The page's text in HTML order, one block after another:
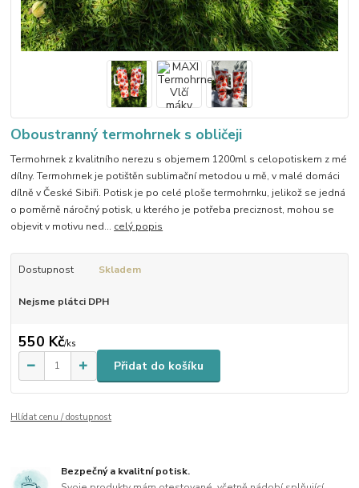
Oboustranný termohrnek s obličeji
Termohrnek z kvalitního nerezu s objemem 1200ml s celopotiskem z mé
dílny. Termohrnek je potištěn sublimační metodou u mě, v malé domáci
dílně v České Sibiři. Potisk je po celé ploše termohrnku, jelikož se jedná
o poměrně náročný potisk, u kterého je potřeba preciznost, mohou se
objevit v motivu ned... celý popis
Dostupnost Skladem
Nejsme plátci DPH
550 Kč/ks
Přidat do košíku
Hlídat cenu / dostupnost
Bezpečný a kvalitní potisk.